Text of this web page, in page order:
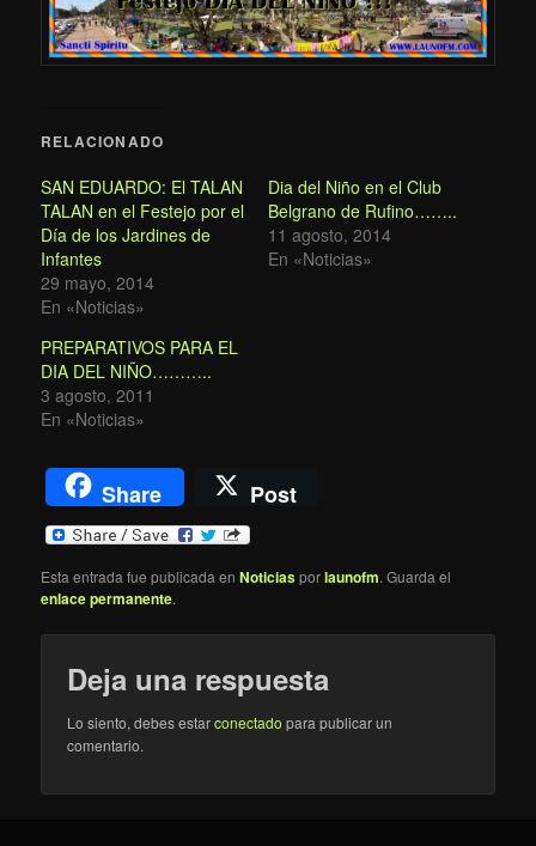
RELACIONADO
SAN EDUARDO: El TALAN
TALAN en el Festejo por el
Día de los Jardines de
Infantes
29 mayo, 2014
En «Noticias»
Dia del Niño en el Club
Belgrano de Rufino……..
11 agosto, 2014
En «Noticias»
PREPARATIVOS PARA EL
DIA DEL NIÑO………..
3 agosto, 2011
En «Noticias»
Share Post
Esta entrada fue publicada enNoticiasporlaunofm. Guarda el
enlace permanente.
Deja una respuesta
Lo siento, debes estarconectado para publicar un
comentario.